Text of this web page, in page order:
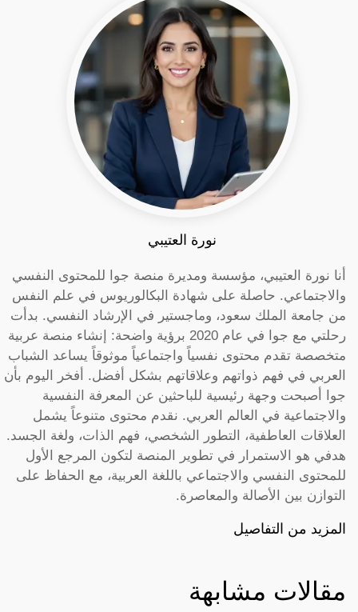
نورة العتيبي
أنا نورة العتيبي، مؤسسة ومديرة منصة جوا للمحتوى النفسي
والاجتماعي. حاصلة على شهادة البكالوريوس في علم النفس
من جامعة الملك سعود، وماجستير في الإرشاد النفسي. بدأت
رحلتي مع جوا في عام 2020 برؤية واضحة: إنشاء منصة عربية
متخصصة تقدم محتوى نفسياً واجتماعياً موثوقاً يساعد الشباب
العربي في فهم ذواتهم وعلاقاتهم بشكل أفضل. أفخر اليوم بأن
جوا أصبحت وجهة رئيسية للباحثين عن المعرفة النفسية
والاجتماعية في العالم العربي. نقدم محتوى متنوعاً يشمل
العلاقات العاطفية، التطور الشخصي، فهم الذات، ولغة الجسد.
هدفي هو الاستمرار في تطوير المنصة لتكون المرجع الأول
للمحتوى النفسي والاجتماعي باللغة العربية، مع الحفاظ على
التوازن بين الأصالة والمعاصرة.
المزيد من التفاصيل
مقالات مشابهة